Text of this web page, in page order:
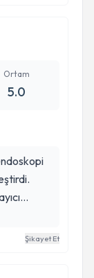
Ortam
5.0
işlemi çok
Şikayet Et